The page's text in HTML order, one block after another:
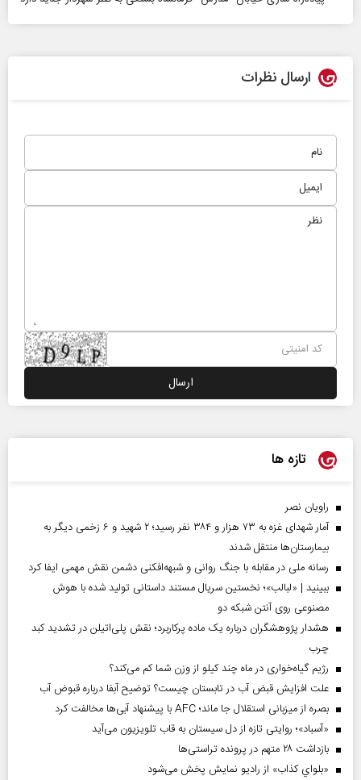
ارسال نظرات
تازه ها
راویان نصر
آمار شهدای غزه به ۷۳ هزار و ۳۸۴ نفر رسید؛ ۲ شهید و ۶ زخمی دیگر به
بیمارستان‌ها منتقل شدند
رسانه ملی در مقابله با جنگ روانی و شبهه‌افکنی دشمن نقش مهمی ایفا کرد
ببینید | «لبالب»؛ نخستین سریال مستند داستانی تولید شده با هوش
مصنوعی روی آنتن شبکه دو
هشدار پژوهشگران درباره یک ماده پرکاربرد؛ نقش پلی‌اتیلن در تشدید کبد
چرب
رژیم گیاه‌خواری در ماه چند کیلو از وزن شما کم می‌کند؟
علت افزایش قبض آب در تابستان چیست؟ توضیح آبفا درباره قبوض آب
بصره از میزبانی استقلال جا ماند؛ AFC با پیشنهاد آبی‌ها مخالفت کرد
«آسباد»؛ روایتی تازه از دل سیستان به قاب تلویزیون می‌آید
بازداشت ۲۸ متهم در پرونده تراستی‌ها
«بلواي کذاب» از رادیو نمایش پخش می‌شود